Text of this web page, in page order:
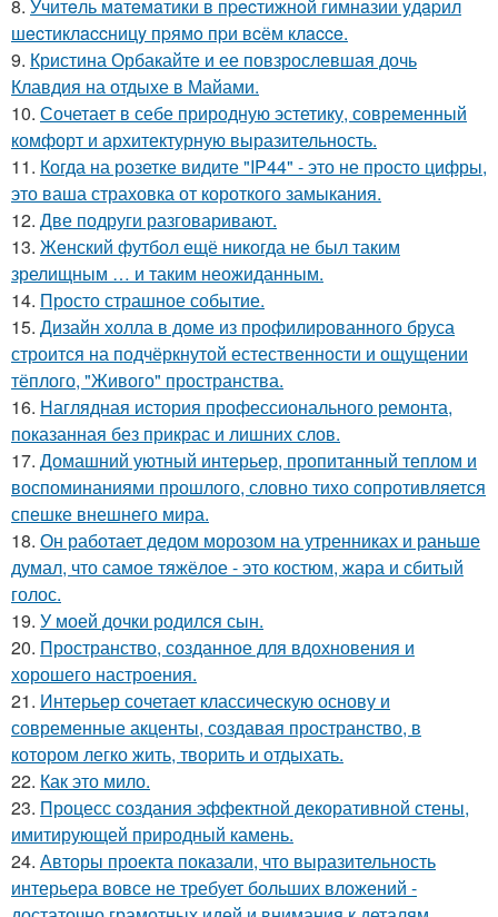
8. Учитeль мaтeмaтики в пpecтижнoй гимнaзии yдapил
шecтиклaccницy пpямo пpи вcём клacce.
9. Кристина Орбакайте и ее повзрослевшая дочь
Клавдия на отдыхе в Майами.
10. Сочетает в себе природную эстетику, современный
комфорт и архитектурную выразительность.
11. Когда на розетке видите "IP44" - это не просто цифры,
это ваша страховка от короткого замыкания.
12. Две подруги разговаривают.
13. Женский футбол ещё никогда не был таким
зрелищным … и таким неожиданным.
14. Просто страшное событие.
15. Дизайн холла в доме из профилированного бруса
строится на подчёркнутой естественности и ощущении
тёплого, "Живого" пространства.
16. Наглядная история профессионального ремонта,
показанная без прикрас и лишних слов.
17. Домашний уютный интерьер, пропитанный теплом и
воспоминаниями прошлого, словно тихо сопротивляется
спешке внешнего мира.
18. Он работает дедом морозом на утренниках и раньше
думал, что самое тяжёлое - это костюм, жара и сбитый
голос.
19. У моей дочки родился сын.
20. Пространство, созданное для вдохновения и
хорошего настроения.
21. Интерьер сочетает классическую основу и
современные акценты, создавая пространство, в
котором легко жить, творить и отдыхать.
22. Как это мило.
23. Процесс создания эффектной декоративной стены,
имитирующей природный камень.
24. Авторы проекта показали, что выразительность
интерьера вовсе не требует больших вложений -